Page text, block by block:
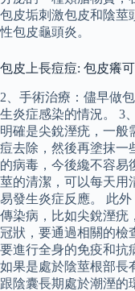
包皮垢刺激包皮和陰莖
性包皮龜頭炎。
包皮上長痘痘: 包皮癢
2、手術治療：儘早做
生炎症感染的情況。 3
明確是尖銳溼疣，一般
痘去除，然後再塗抹一
的病毒，今後纔不容易
莖的清潔，可以每天用
易發生炎症反應。 此
傳染病，比如尖銳溼疣
冠狀，要通過相關的檢
要進行全身的免疫和抗
如果是處於陰莖根部長
跟陰囊長期處於潮溼的